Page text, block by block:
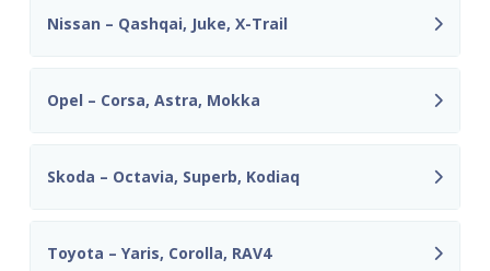
Nissan – Qashqai, Juke, X-Trail
Opel – Corsa, Astra, Mokka
Skoda – Octavia, Superb, Kodiaq
Toyota – Yaris, Corolla, RAV4